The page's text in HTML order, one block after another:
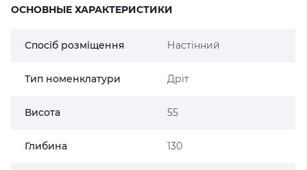
ОСНОВНЫЕ ХАРАКТЕРИСТИКИ
Спосіб розміщення Настінний
Тип номенклатури Дріт
Висота 55
Глибина 130